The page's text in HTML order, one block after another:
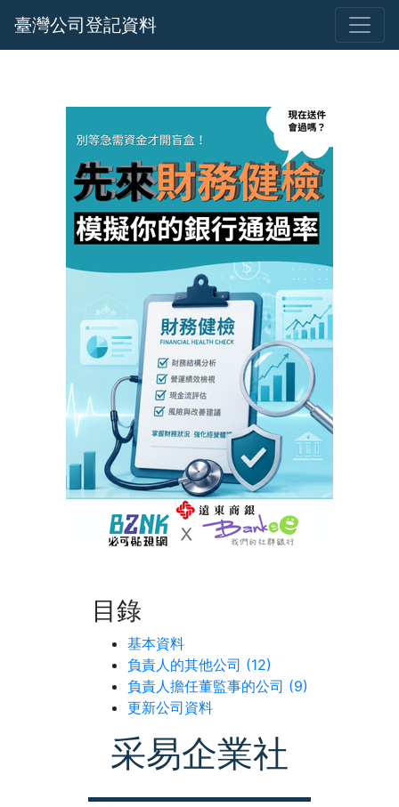
臺灣公司登記資料
目錄
基本資料
負責人的其他公司 (12)
負責人擔任董監事的公司 (9)
更新公司資料
采易企業社